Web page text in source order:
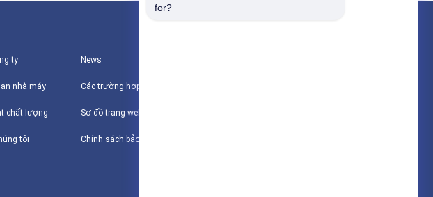
ty
nhà máy
chất lượng
tôi
News
Các trường hợp
Sơ đồ trang web
Chính sách bảo mật
for?